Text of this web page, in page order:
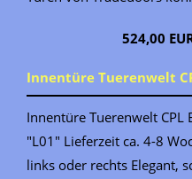
524,00
Innentüre Tuerenwelt
Innentüre Tuerenwelt CPL
"L01" Lieferzeit ca. 4-8
links oder rechts Elegant,